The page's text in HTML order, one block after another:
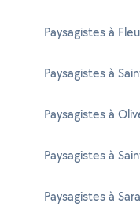
Paysagistes à
Paysagistes à
Paysagistes à
Paysagistes à
Paysagistes à